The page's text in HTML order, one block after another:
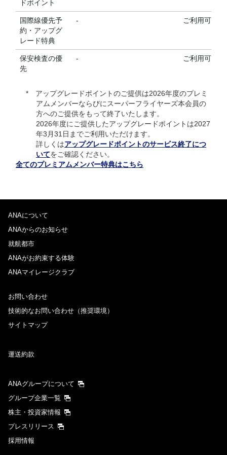
ドポイント
国際線優先予
約・アップグ
レード特典
- ご利用可能
保安検査の優
先
- ご利用可能
アップグレードポイントのご提供は2026年度のプレミ
アムメンバーならびにスーパーフライヤーズ本会員の
方へのご提供をもって終了いたします。
2026年度にご提供したアップグレードポイントは2027
年3月31日までご利用いただけます。
詳しくはアップグレードポイントのサービス終了につ
いてをご確認ください。
全てのプレミアムメンバー特典はこちら
ANAについて
ANAからのお知らせ
就航都市
ANAがお約束する体験
ANAマイレージクラブ
お問い合わせ
技術的なお問い合わせ（推奨環境）
サイトマップ
運送約款
ANAグループについて
グループ企業一覧
株主・投資家情報
プレスリリース
採用情報